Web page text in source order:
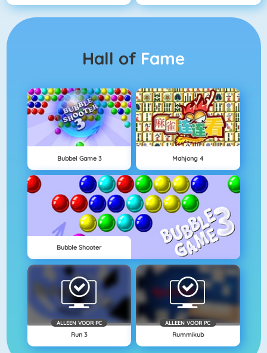
Hall of Fame
Bubbel Game 3 Mahjong 4
Bubble Shooter
ALLEEN VOOR PC
Run 3
ALLEEN VOOR PC
Rummikub